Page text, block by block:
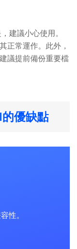
建議小心使用。
正常運作。此外，
議提前備份重要檔
優缺點
性。